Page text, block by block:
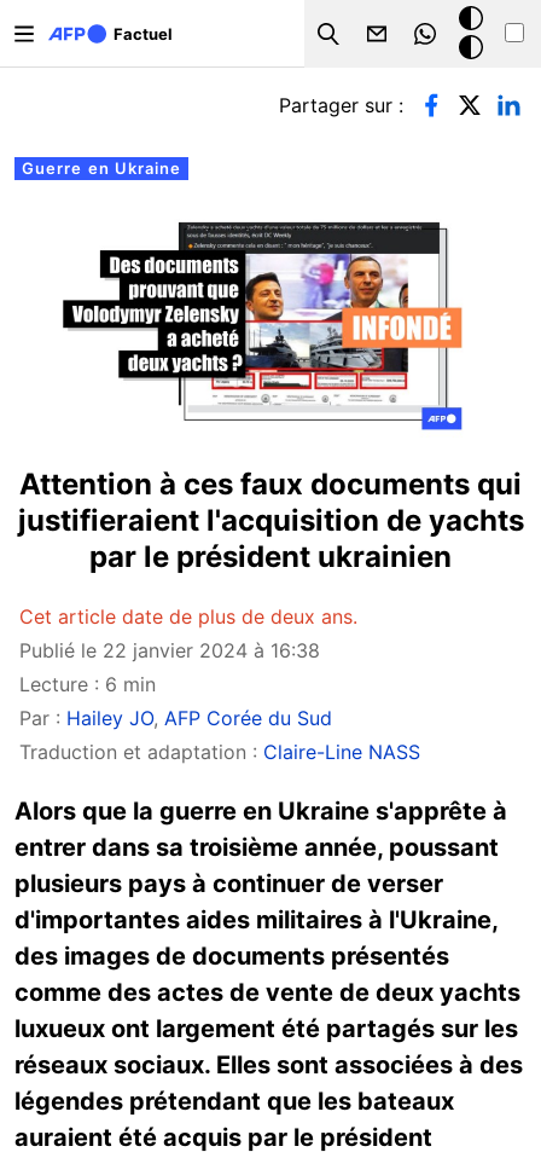
Factuel
Search
Mode
sombre
Onglets principaux
Guerre en Ukraine
Partager sur :
Attention à ces faux documents qui
justifieraient l'acquisition de yachts
par le président ukrainien
Cet article date de plus de deux ans.
Publié le 22 janvier 2024 à 16:38
Lecture : 6 min
Par : Hailey JO, AFP Corée du Sud
Traduction et adaptation : Claire-Line NASS
Alors que la guerre en Ukraine s'apprête à
entrer dans sa troisième année, poussant
plusieurs pays à continuer de verser
d'importantes aides militaires à l'Ukraine,
des images de documents présentés
comme des actes de vente de deux yachts
luxueux ont largement été partagés sur les
réseaux sociaux. Elles sont associées à des
légendes prétendant que les bateaux
auraient été acquis par le président